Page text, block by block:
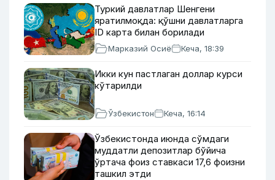
Туркий давлатлар Шенгени
яратилмоқда: қўшни давлатларга
ID карта билан борилади
Марказий Осиё Кеча, 18:39
Икки кун пастлаган доллар курси
кўтарилди
Ўзбекистон Кеча, 16:14
Ўзбекистонда июнда сўмдаги
муддатли депозитлар бўйича
ўртача фоиз ставкаси 17,6 фоизни
ташкил этди